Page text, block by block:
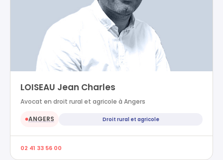
LOISEAU Jean Charles
Avocat en droit rural et agricole à Angers
●ANGERS Droit rural et agricole
02 41 33 56 00